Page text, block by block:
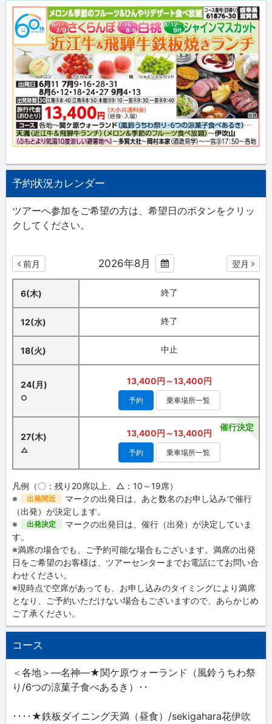
予約状況カレンダー
ツアーへ参加をご希望の方は、希望日のボタンをクリッ
クしてください。
前月 2026年8月 翌月
6(木) 終了
12(水) 終了
18(火) 中止
24(月)
○
13,400円～13,400円
予約 乗車場所一覧
27(木)
△
催行決定
13,400円～13,400円
予約 乗車場所一覧
凡例（〇：残り20席以上、△：10～19席）
※
出発間近
マークの出発日は、あと数名のお申し込みで催行
（出発）が決定します。
※
出発決定
マークの出発日は、催行（出発）が決定していま
す。
※満席の場合でも、ご予約可能な場合もございます。満席の出発
日をご希望のお客様は、ツアーセンターまでお電話にてお問い合
わせください。
※現時点で空席があっても、お申し込みのタイミングにより満席
となり、ご予約いただけない場合もございますので、あらかじめ
ご了承ください。
コース
＜各地＞―名神―★関ケ原ウォーランド（風鈴うちわ祭
り/6つの涼菓子食べあるき）･･
････★鉄板ダイニング天満（昼食）/sekigahara花伊吹